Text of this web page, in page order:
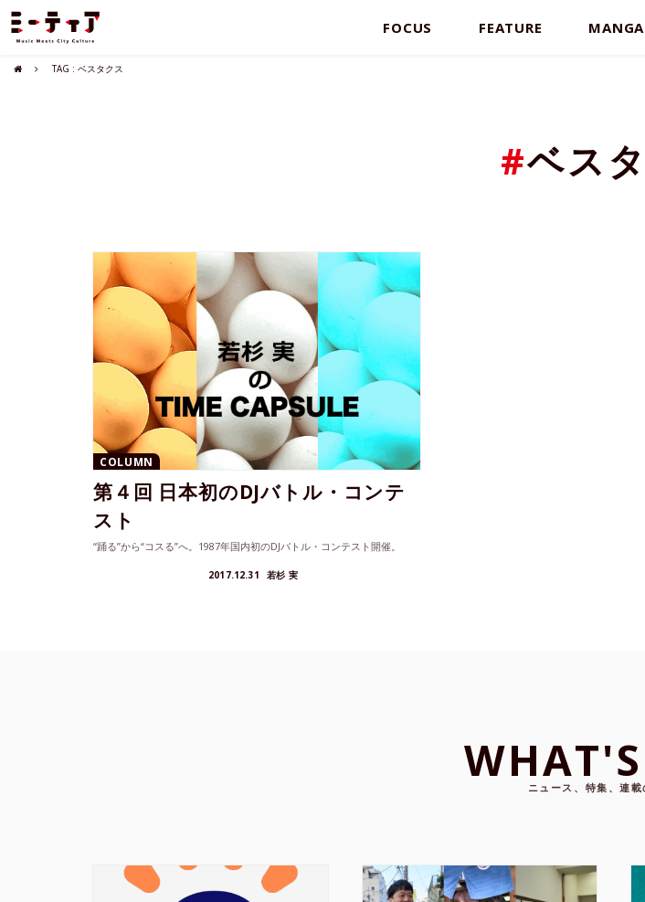
FOCUS FEATURE MANGA
TAG : ベスタクス
#ベス
COLUMN
第４回 日本初のDJバトル・コンテ
スト
“踊る”から“コスる”へ。1987年国内初のDJバトル・コンテスト開催。
2017.12.31 若杉 実
ニュース、特集、連載